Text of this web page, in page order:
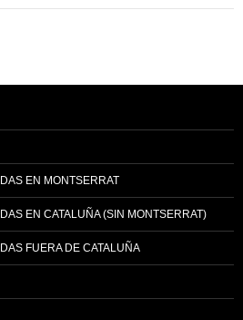
EN MONTSERRAT
EN CATALUÑA (SIN MONTSERRAT)
FUERA DE CATALUÑA